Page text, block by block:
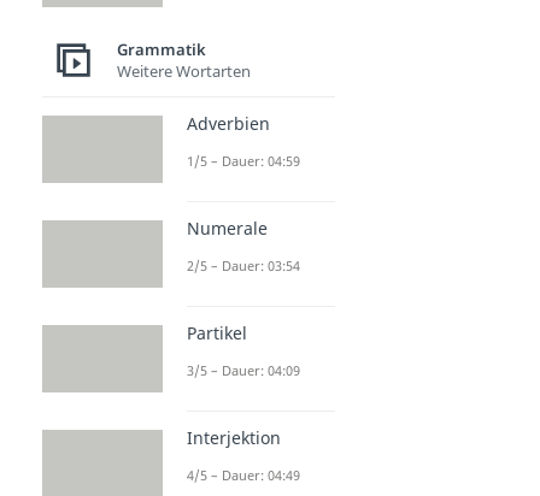
Grammatik
Weitere Wortarten
Adverbien
1/5 – Dauer: 04:59
Numerale
2/5 – Dauer: 03:54
Partikel
3/5 – Dauer: 04:09
Interjektion
4/5 – Dauer: 04:49